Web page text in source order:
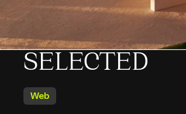
SELECTED
Web